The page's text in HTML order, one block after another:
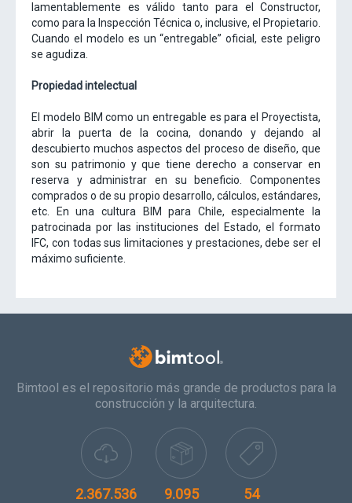
lamentablemente es válido tanto para el Constructor,
como para la Inspección Técnica o, inclusive, el Propietario.
Cuando el modelo es un “entregable” oficial, este peligro
se agudiza.
Propiedad intelectual
El modelo BIM como un entregable es para el Proyectista,
abrir la puerta de la cocina, donando y dejando al
descubierto muchos aspectos del proceso de diseño, que
son su patrimonio y que tiene derecho a conservar en
reserva y administrar en su beneficio. Componentes
comprados o de su propio desarrollo, cálculos, estándares,
etc. En una cultura BIM para Chile, especialmente la
patrocinada por las instituciones del Estado, el formato
IFC, con todas sus limitaciones y prestaciones, debe ser el
máximo suficiente.
Bimtool es el repositorio más grande de productos para la
construcción y la arquitectura.
2.367.536 9.095 54